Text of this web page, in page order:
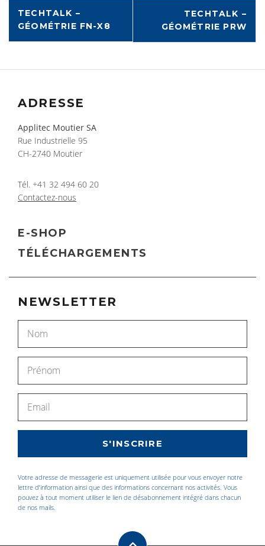
TECHTALK –
GÉOMÉTRIE FN-X8
TECHTALK –
GÉOMÉTRIE PRW
ADRESSE
Applitec Moutier SA
Rue Industrielle 95
CH-2740 Moutier
Tél. +41 32 494 60 20
Contactez-nous
E-SHOP
TÉLÉCHARGEMENTS
NEWSLETTER
Votre adresse de messagerie est uniquement utilisée pour vous envoyer notre
lettre d’information ainsi que des informations concernant nos activités. Vous
pouvez à tout moment utiliser le lien de désabonnement intégré dans chacun
de nos mails.